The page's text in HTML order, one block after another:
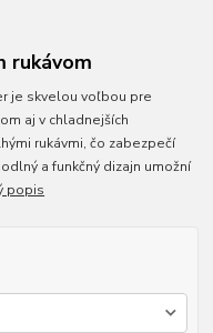
rukávom
je skvelou voľbou pre
aj v chladnejších
rukávmi, čo zabezpečí
a funkčný dizajn umožní
popis